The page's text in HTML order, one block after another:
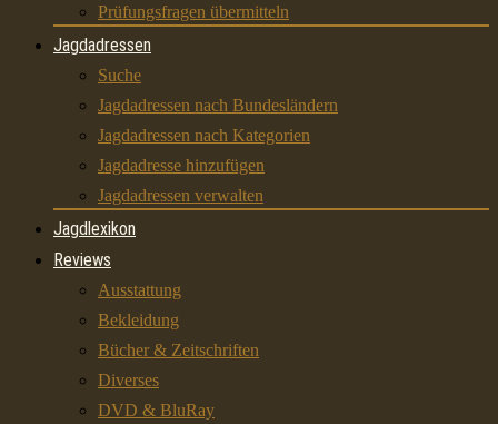
Prüfungsfragen übermitteln
Jagdadressen
Suche
Jagdadressen nach Bundesländern
Jagdadressen nach Kategorien
Jagdadresse hinzufügen
Jagdadressen verwalten
Jagdlexikon
Reviews
Ausstattung
Bekleidung
Bücher & Zeitschriften
Diverses
DVD & BluRay